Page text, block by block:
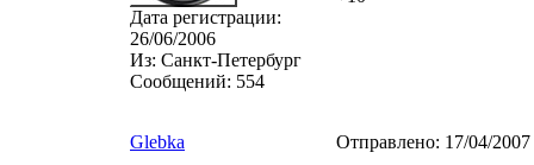
Дата регистрации:
26/06/2006
Из: Санкт-Петербург
Сообщений: 554
Glebka Отправлено: 17/04/